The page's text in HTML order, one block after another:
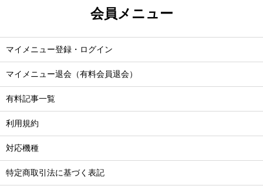
会員メニュー
マイメニュー登録・ログイン
マイメニュー退会（有料会員退会）
有料記事一覧
利用規約
対応機種
特定商取引法に基づく表記